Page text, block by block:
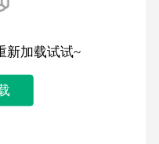
新加载试试~